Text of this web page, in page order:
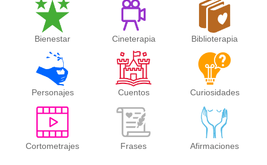
Bienestar Cineterapia Biblioterapia
Personajes Cuentos Curiosidades
Cortometrajes Frases Afirmaciones